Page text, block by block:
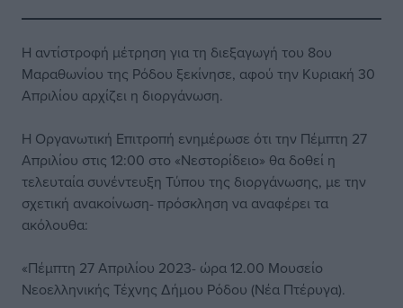
Η αντίστροφή μέτρηση για τη διεξαγωγή του 8ου
Μαραθωνίου της Ρόδου ξεκίνησε, αφού την Κυριακή 30
Απριλίου αρχίζει η διοργάνωση.
Η Οργανωτική Επιτροπή ενημέρωσε ότι την Πέμπτη 27
Απριλίου στις 12:00 στο «Νεστορίδειο» θα δοθεί η
τελευταία συνέντευξη Τύπου της διοργάνωσης, με την
σχετική ανακοίνωση- πρόσκληση να αναφέρει τα
ακόλουθα:
«Πέμπτη 27 Απριλίου 2023- ώρα 12.00 Μουσείο
Νεοελληνικής Τέχνης Δήμου Ρόδου (Νέα Πτέρυγα).